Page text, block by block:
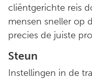
cliëntgerichte reis
mensen sneller op
precies de juiste
Steun
Instellingen in de